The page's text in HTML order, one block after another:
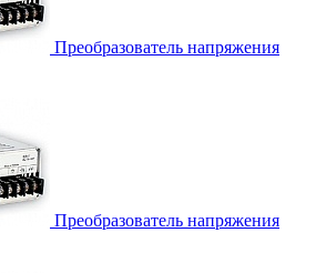
Преобразователь напряжения
Преобразователь напряжения